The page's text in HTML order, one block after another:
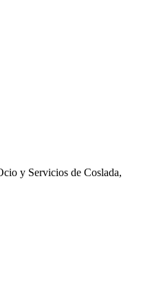
y Servicios de Coslada,